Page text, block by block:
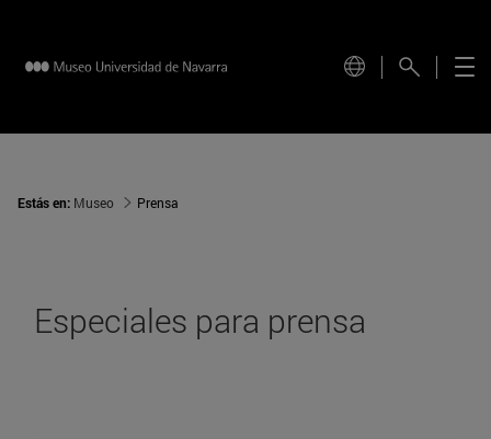
Estás en: Museo Prensa
Especiales para prensa